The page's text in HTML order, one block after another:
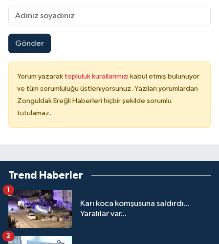
Gönder
Yorum yazarak topluluk kurallarımızı kabul etmiş bulunuyor
ve tüm sorumluluğu üstleniyorsunuz. Yazılan yorumlardan
Zonguldak Ereğli Haberleri hiçbir şekilde sorumlu
tutulamaz.
Trend Haberler
Karı koca komşusuna saldırdı...
Yaralılar var...
1
2